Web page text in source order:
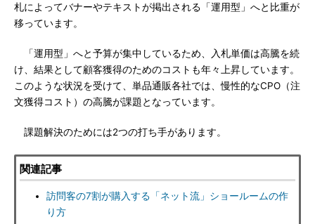
札によってバナーやテキストが掲出される「運用型」へと比重が
移っています。
「運用型」へと予算が集中しているため、入札単価は高騰を続
け、結果として顧客獲得のためのコストも年々上昇しています。
このような状況を受けて、単品通販各社では、慢性的なCPO（注
文獲得コスト）の高騰が課題となっています。
課題解決のためには2つの打ち手があります。
関連記事
訪問客の7割が購入する「ネット流」ショールームの作
り方